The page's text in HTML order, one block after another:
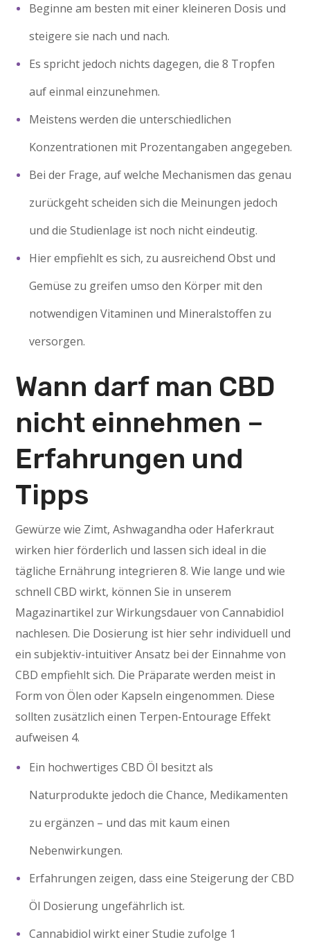
Beginne am besten mit einer kleineren Dosis und
steigere sie nach und nach.
Es spricht jedoch nichts dagegen, die 8 Tropfen
auf einmal einzunehmen.
Meistens werden die unterschiedlichen
Konzentrationen mit Prozentangaben angegeben.
Bei der Frage, auf welche Mechanismen das genau
zurückgeht scheiden sich die Meinungen jedoch
und die Studienlage ist noch nicht eindeutig.
Hier empfiehlt es sich, zu ausreichend Obst und
Gemüse zu greifen umso den Körper mit den
notwendigen Vitaminen und Mineralstoffen zu
versorgen.
Wann darf man CBD
nicht einnehmen –
Erfahrungen und
Tipps
Gewürze wie Zimt, Ashwagandha oder Haferkraut
wirken hier förderlich und lassen sich ideal in die
tägliche Ernährung integrieren 8. Wie lange und wie
schnell CBD wirkt, können Sie in unserem
Magazinartikel zur Wirkungsdauer von Cannabidiol
nachlesen. Die Dosierung ist hier sehr individuell und
ein subjektiv-intuitiver Ansatz bei der Einnahme von
CBD empfiehlt sich. Die Präparate werden meist in
Form von Ölen oder Kapseln eingenommen. Diese
sollten zusätzlich einen Terpen-Entourage Effekt
aufweisen 4.
Ein hochwertiges CBD Öl besitzt als
Naturprodukte jedoch die Chance, Medikamenten
zu ergänzen – und das mit kaum einen
Nebenwirkungen.
Erfahrungen zeigen, dass eine Steigerung der CBD
Öl Dosierung ungefährlich ist.
Cannabidiol wirkt einer Studie zufolge 1